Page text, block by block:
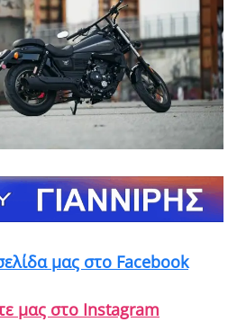
μας στο Facebook
μας στο Instagram